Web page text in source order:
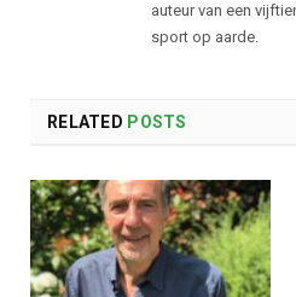
auteur van een
sport op aarde.
RELATED POSTS